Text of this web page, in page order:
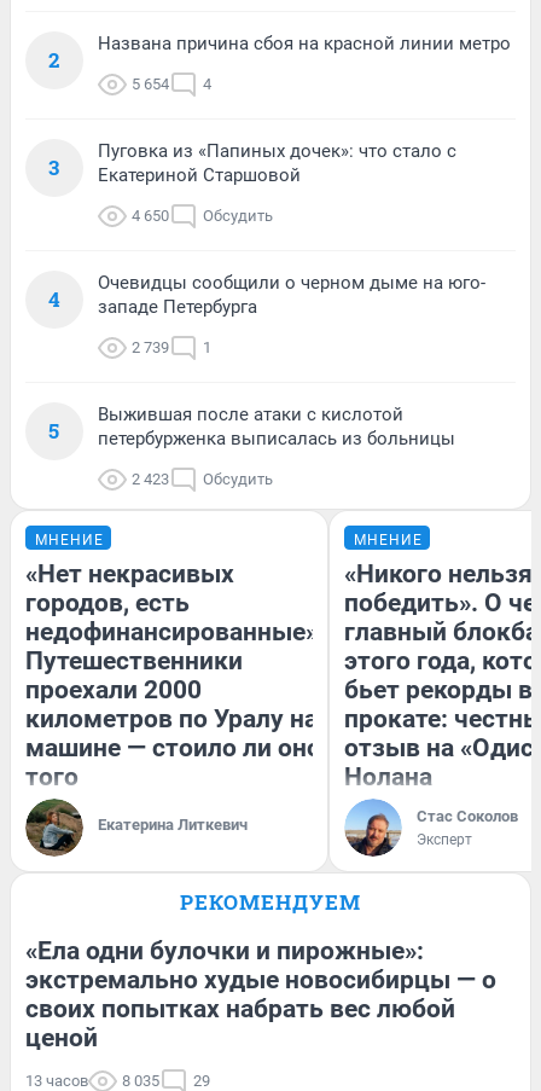
2
Названа причина сбоя на красной линии метро
5 654 4
3
Пуговка из «Папиных дочек»: что стало с
Екатериной Старшовой
4 650 Обсудить
4
Очевидцы сообщили о черном дыме на юго-
западе Петербурга
2 739 1
5
Выжившая после атаки с кислотой
петербурженка выписалась из больницы
2 423 Обсудить
МНЕНИЕ
«Нет некрасивых
городов, есть
недофинансированные».
Путешественники
проехали 2000
километров по Уралу на
машине — стоило ли оно
того
Екатерина Литкевич
МНЕНИЕ
«Никого нельзя
победить». О
главный
этого года,
бьет рекорды в
прокате:
отзыв на
Нолана
Стас Соколов
Эксперт
РЕКОМЕНДУЕМ
«Ела одни булочки и пирожные»:
экстремально худые новосибирцы — о
своих попытках набрать вес любой
ценой
13 часов 8 035 29